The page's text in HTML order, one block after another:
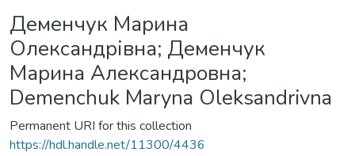
Деменчук Марина
Олександрівна; Деменчук
Марина Александровна;
Demenchuk Maryna Oleksandrivna
Permanent URI for this collection
https://hdl.handle.net/11300/4436